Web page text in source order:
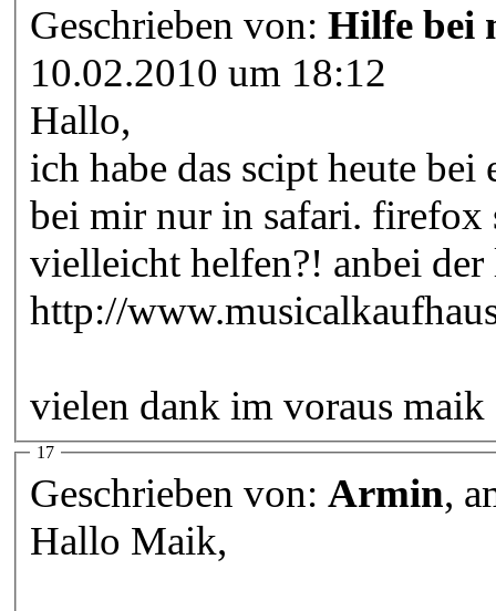
Geschrieben von: Hilfe bei
10.02.2010 um 18:12
Hallo,
ich habe das scipt heute
bei mir nur in safari. firefox
vielleicht helfen?! anbei
http://
vielen dank im voraus maik
17
Geschrieben von: Armin,
Hallo Maik,